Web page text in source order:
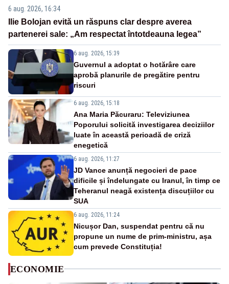
6 aug. 2026, 16:34
Ilie Bolojan evită un răspuns clar despre averea
partenerei sale: „Am respectat întotdeauna legea”
6 aug. 2026, 15:39
Guvernul a adoptat o hotărâre care
aprobă planurile de pregătire pentru
riscuri
6 aug. 2026, 15:18
Ana Maria Păcuraru: Televiziunea
Poporului solicită investigarea deciziilor
luate în această perioadă de criză
enegetică
6 aug. 2026, 11:27
JD Vance anunță negocieri de pace
dificile și îndelungate cu Iranul, în timp ce
Teheranul neagă existența discuțiilor cu
SUA
6 aug. 2026, 11:24
Nicușor Dan, suspendat pentru că nu
propune un nume de prim-ministru, așa
cum prevede Constituția!
ECONOMIE